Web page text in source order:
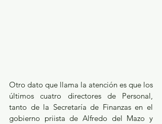
Otro dato que llama la atención es que los
últimos cuatro directores de Personal,
tanto de la Secretaría de Finanzas en el
gobierno priista de Alfredo del Mazo y